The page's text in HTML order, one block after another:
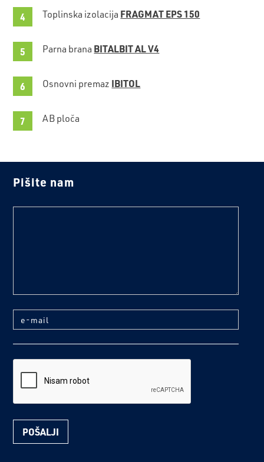
Toplinska izolacija FRAGMAT EPS 150
Parna brana BITALBIT AL V4
Osnovni premaz IBITOL
AB ploča
Pišite nam
e-mail